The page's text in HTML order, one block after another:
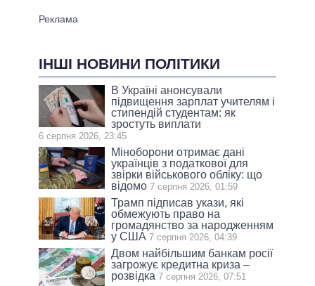
ІНШІ НОВИНИ ПОЛІТИКИ
В Україні анонсували
підвищення зарплат учителям і
стипендій студентам: як
зростуть виплати
6 серпня 2026, 23:45
Міноборони отримає дані
українців з податкової для
звірки військового обліку: що
відомо 7 серпня 2026, 01:59
Трамп підписав укази, які
обмежують право на
громадянство за народженням
у США 7 серпня 2026, 04:39
Двом найбільшим банкам росії
загрожує кредитна криза –
розвідка 7 серпня 2026, 07:51